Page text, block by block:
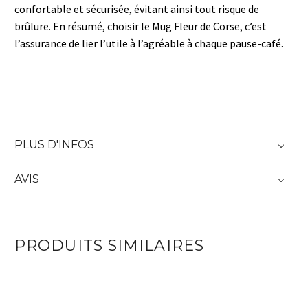
confortable et sécurisée, évitant ainsi tout risque de
brûlure. En résumé, choisir le Mug Fleur de Corse, c’est
l’assurance de lier l’utile à l’agréable à chaque pause-café.
PLUS D'INFOS
AVIS
PRODUITS SIMILAIRES